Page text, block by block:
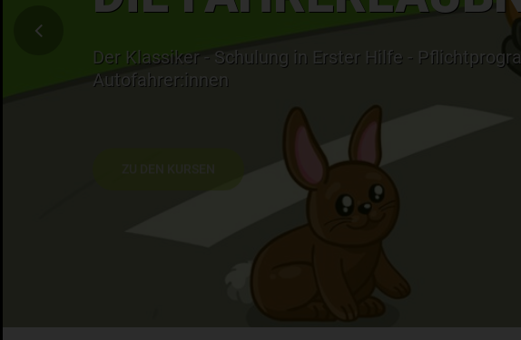
Der Klassiker - Schulung in Erster Hilfe -
Autofahrer:innen